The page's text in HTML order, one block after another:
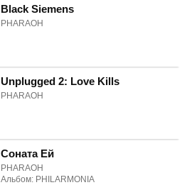
Black Siemens
PHARAOH
Unplugged 2: Love Kills
PHARAOH
Соната Ей
PHARAOH
Альбом: PHILARMONIA